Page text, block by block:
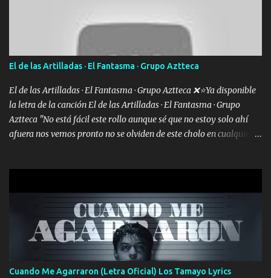
los versos que voy cantando (Music) A vido alta y bajas La carreta
se atora Pero nunca le aflojamos Ya me han pasado cosas Y
aunque ustedes no sepan Pero la vida es muy corta Hay que
echarle chingazos Y seguir trabajando porque nada es...
El de las Artilladas · El Fantasma · Grupo Aztteca
El de las Artilladas · El Fantasma · Grupo Aztteca ❌⭐Ya disponible
la letra de la canción El de las Artilladas · El Fantasma · Grupo
Aztteca "No está fácil este rollo aunque sé que no estoy solo ahí
afuera nos vemos pronto no se olviden de este cholo en cualquier
"Bien al tiro la plebada siempre listos pa la gu'erra y a mi
compadre sabe que estoy al millón y es Olegario y un abrazo sabe
como soy" "El jefe ondeado buena escuela nos dejó y firmes
compadre avestruz hay le va un saludon que sigan las artilladas
en acción" Música "No hace falta ni mi apodo porque ya saben qué
rollo se escuchaba este loco les iba a durar muy poco cuando
Cuando Me Agarraron (Letra Oficial) Los Tamayo Lyrics